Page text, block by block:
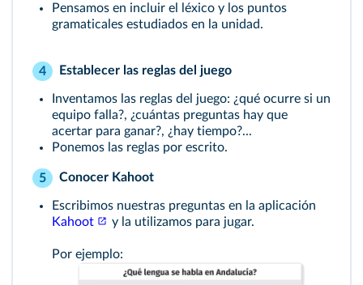
Pensamos en incluir el léxico y los puntos
gramaticales estudiados en la unidad.
4 Establecer las reglas del juego
Inventamos las reglas del juego: ¿qué ocurre si un
equipo falla?, ¿cuántas preguntas hay que
acertar para ganar?, ¿hay tiempo?...
Ponemos las reglas por escrito.
5 Conocer Kahoot
Escribimos nuestras preguntas en la aplicación
Kahoot
y la utilizamos para jugar.
Por ejemplo: